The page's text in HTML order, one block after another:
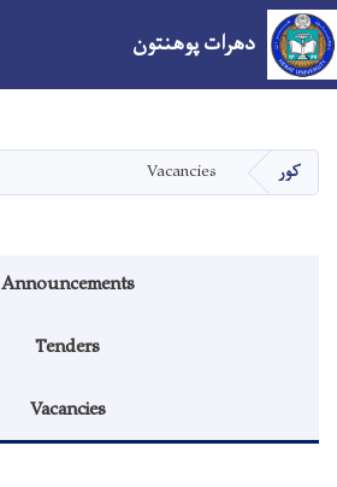
دهرات پوهنتون
کور Vacancies
Announcements
Tenders
Vacancies